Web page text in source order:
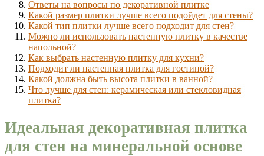
Ответы на вопросы по декоративной плитке
Какой размер плитки лучше всего подойдет для стены?
Какой тип плитки лучше всего подходит для стен?
Можно ли использовать настенную плитку в качестве
напольной?
Как выбрать настенную плитку для кухни?
Подходит ли настенная плитка для гостиной?
Какой должна быть высота плитки в ванной?
Что лучше для стен: керамическая или стекловидная
плитка?
Идеальная декоративная плитка
для стен на минеральной основе